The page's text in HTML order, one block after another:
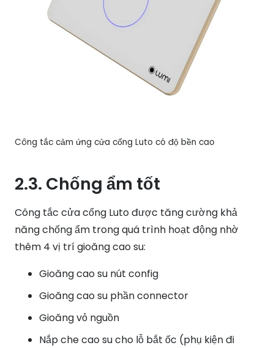
Công tắc cảm ứng cửa cổng Luto có độ bền cao
2.3. Chống ẩm tốt
Công tắc cửa cổng Luto được tăng cường khả
năng chống ẩm trong quá trình hoạt động nhờ
thêm 4 vị trí gioăng cao su:
Gioăng cao su nút config
Gioăng cao su phần connector
Gioăng vỏ nguồn
Nắp che cao su cho lỗ bắt ốc (phụ kiện đi